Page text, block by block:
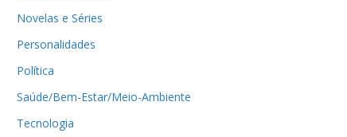
Novelas e Séries
Personalidades
Política
Saúde/Bem-Estar/Meio-Ambiente
Tecnologia